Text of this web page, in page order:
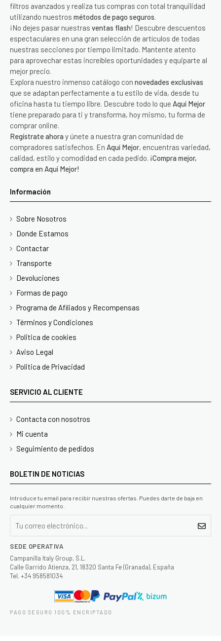
filtros avanzados y realiza tus compras con total tranquilidad
utilizando nuestros métodos de pago seguros.
¡No dejes pasar nuestras ventas flash! Descubre descuentos
espectaculares en una gran selección de artículos de todas
nuestras secciones por tiempo limitado. Mantente atento
para aprovechar estas increíbles oportunidades y equiparte al
mejor precio.
Explora nuestro inmenso catálogo con novedades exclusivas
que se adaptan perfectamente a tu estilo de vida, desde tu
oficina hasta tu tiempo libre. Descubre todo lo que Aquí Mejor
tiene preparado para ti y transforma, hoy mismo, tu forma de
comprar online.
Regístrate ahora y únete a nuestra gran comunidad de
compradores satisfechos. En Aquí Mejor, encuentras variedad,
calidad, estilo y comodidad en cada pedido. ¡Compra mejor,
compra en Aquí Mejor!
Información
Sobre Nosotros
Donde Estamos
Contactar
Transporte
Devoluciones
Formas de pago
Programa de Afiliados y Recompensas
Términos y Condiciones
Politica de cookies
Aviso Legal
Politica de Privacidad
SERVICIO AL CLIENTE
Contacta con nosotros
Mi cuenta
Seguimiento de pedidos
BOLETIN DE NOTICIAS
Introduce tu email para recibir nuestras ofertas. Puedes darte de baja en
cualquier momento.
SEDE OPERATIVA
Campanilla Italy Group, S.L.
Calle Garrido Atienza, 21, 18320 Santa Fe (Granada), España
Tel. +34 958581034
PAGO SEGURO 100% ENCRIPTADO